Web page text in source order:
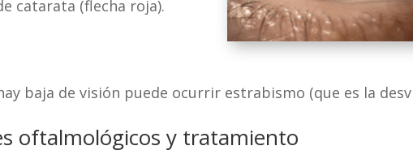
catarata (flecha roja).
baja de visión puede ocurrir estrabismo (que es la
oftalmológicos y tratamiento